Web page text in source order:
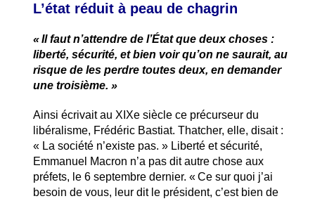
L’état réduit à peau de chagrin
« Il faut n’attendre de l’État que deux choses :
liberté, sécurité, et bien voir qu’on ne saurait, au
risque de les perdre toutes deux, en demander
une troisième. »
Ainsi écrivait au XIXe siècle ce précurseur du
libéralisme, Frédéric Bastiat. Thatcher, elle, disait :
« La société n’existe pas. » Liberté et sécurité,
Emmanuel Macron n’a pas dit autre chose aux
préfets, le 6 septembre dernier. « Ce sur quoi j’ai
besoin de vous, leur dit le président, c’est bien de